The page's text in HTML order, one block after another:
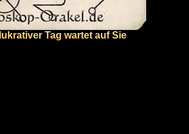
Tag wartet auf Sie